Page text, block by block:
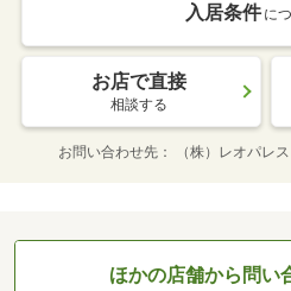
入居条件 に
お店で直接
相談する
お問い合わせ先 （株）レオパレ
ほかの店舗から問い